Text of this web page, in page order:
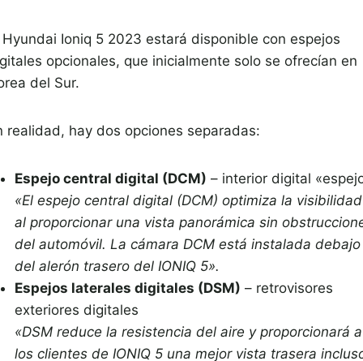
Hyundai Ioniq 5 2023 estará disponible con espejos
opcionales, que inicialmente solo se ofrecían en
del Sur.
realidad, hay dos opciones separadas:
Espejo central digital (DCM) – interior digital
«El espejo central digital (DCM) optimiza la visibilidad
al proporcionar una vista panorámica sin
del automóvil. La cámara DCM está instalada debajo
del alerón trasero del IONIQ 5».
Espejos laterales digitales (DSM) – retrovisores
exteriores digitales
«DSM reduce la resistencia del aire y proporcionará a
los clientes de IONIQ 5 una mejor vista trasera